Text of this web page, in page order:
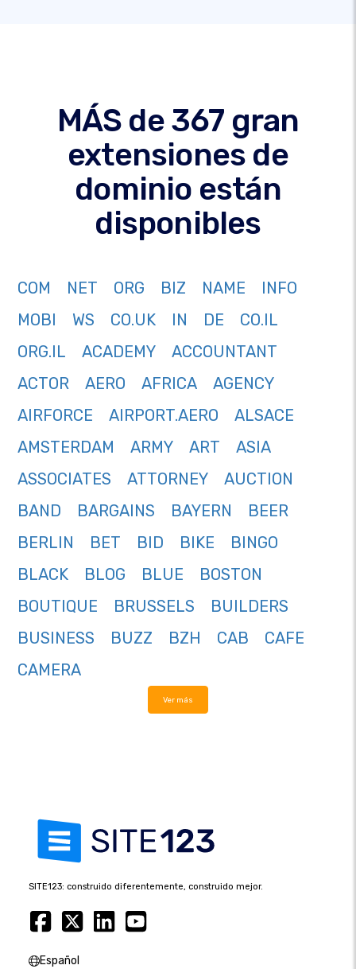
MÁS de 367 gran
extensiones de
dominio están
disponibles
COM NET ORG BIZ NAME
INFO
MOBI
WS CO.UK IN DE
CO.IL
ORG.IL
ACADEMY
ACCOUNTANT
ACTOR
AERO AFRICA
AGENCY
AIRFORCE
AIRPORT.AERO
ALSACE
AMSTERDAM
ARMY ART
ASIA
ASSOCIATES
ATTORNEY
AUCTION
BAND
BARGAINS BAYERN
BEER
BERLIN
BET BID BIKE
BINGO
BLACK
BLOG BLUE
BOSTON
BOUTIQUE
BRUSSELS
BUILDERS
BUSINESS
BUZZ BZH CAB
CAFE
CAMERA
Ver más
SITE123: construido diferentemente, construido mejor.
Español